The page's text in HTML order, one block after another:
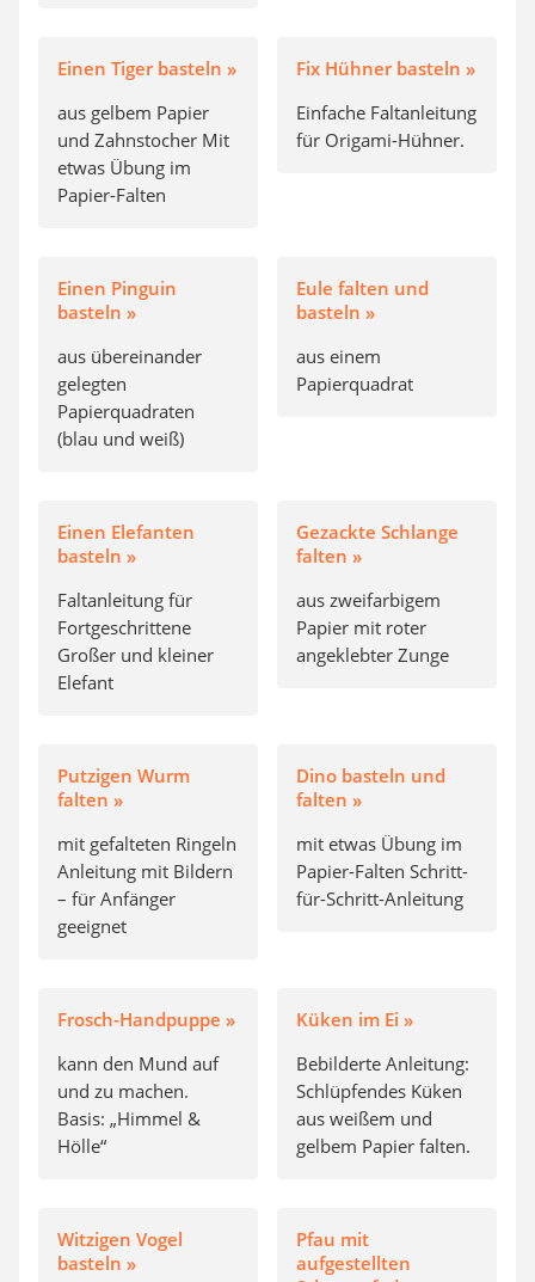
Einen Tiger basteln »
aus gelbem Papier
und Zahnstocher Mit
etwas Übung im
Papier-Falten
Fix Hühner basteln »
Einfache Faltanleitung
für Origami-Hühner.
Einen Pinguin
basteln »
aus übereinander
gelegten
Papierquadraten
(blau und weiß)
Eule falten und
basteln »
aus einem
Papierquadrat
Einen Elefanten
basteln »
Faltanleitung für
Fortgeschrittene
Großer und kleiner
Elefant
Gezackte Schlange
falten »
aus zweifarbigem
Papier mit roter
angeklebter Zunge
Putzigen Wurm
falten »
mit gefalteten Ringeln
Anleitung mit Bildern
– für Anfänger
geeignet
Dino basteln und
falten »
mit etwas Übung im
Papier-Falten Schritt-
für-Schritt-Anleitung
Frosch-Handpuppe »
kann den Mund auf
und zu machen.
Basis: „Himmel &
Hölle“
Küken im Ei »
Bebilderte Anleitung:
Schlüpfendes Küken
aus weißem und
gelbem Papier falten.
Witzigen Vogel
basteln »
Pfau mit
aufgestellten